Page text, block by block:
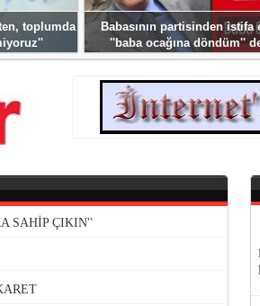
toplumda
Babasının partisinden istifa
''baba ocağına döndüm''
SAHİP ÇIKIN''